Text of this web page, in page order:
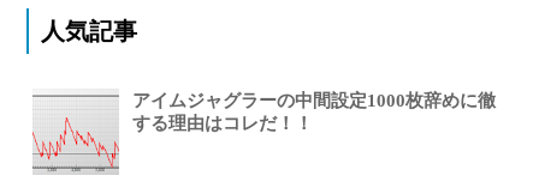
人気記事
アイムジャグラーの中間設定1000枚辞めに徹
する理由はコレだ！！